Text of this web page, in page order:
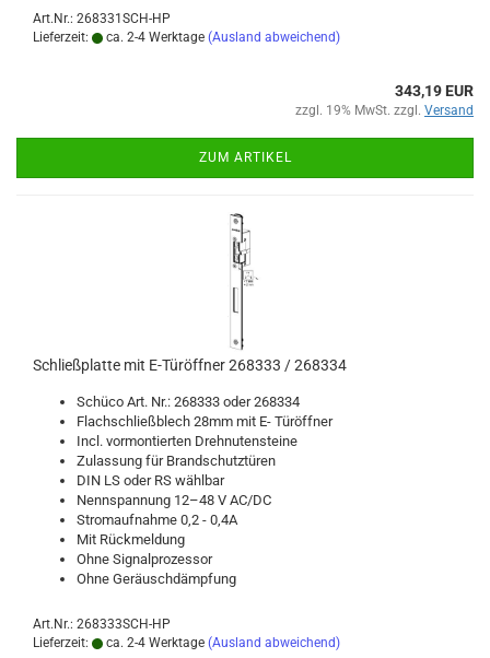
Art.Nr.: 268331SCH-HP
Lieferzeit:
ca. 2-4 Werktage (Ausland abweichend)
343,19 EUR
zzgl. 19% MwSt. zzgl. Versand
ZUM ARTIKEL
Schließ­plat­te mit E-​Tür­öff­ner 268333 / 268334
Schü­co Art. Nr.: 268333 oder 268334
Flach­schließ­blech 28mm mit E- Tür­öff­ner
Incl. vor­mon­tier­ten Dreh­nu­ten­stei­ne
Zu­las­sung für Brand­schutz­tü­ren
DIN LS oder RS wähl­bar
Nenn­span­nung 12–48 V AC/DC
Strom­auf­nah­me 0,2 - 0,4A
Mit Rück­mel­dung
Ohne Si­gnal­pro­zes­sor
Ohne Ge­räusch­dämp­fung
Art.Nr.: 268333SCH-HP
Lieferzeit:
ca. 2-4 Werktage (Ausland abweichend)